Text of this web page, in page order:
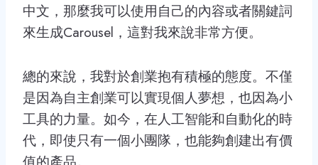
中文，那麼我可以使用自己的內容或者關鍵詞
來生成Carousel，這對我來說非常方便。
總的來說，我對於創業抱有積極的態度。不僅
是因為自主創業可以實現個人夢想，也因為小
工具的力量。如今，在人工智能和自動化的時
代，即使只有一個小團隊，也能夠創建出有價